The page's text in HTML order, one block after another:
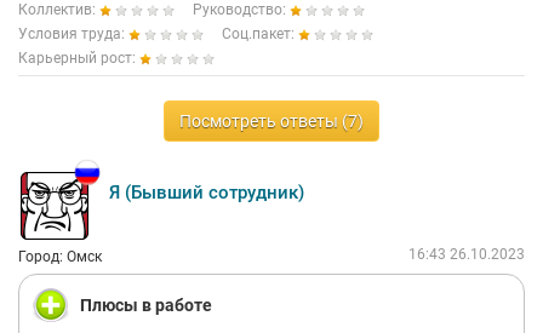
Коллектив:
Руководство:
Условия труда:
Соц.пакет:
Карьерный рост:
Посмотреть ответы (7)
Я (Бывший сотрудник)
Город: Омск 16:43 26.10.2023
Плюсы в работе